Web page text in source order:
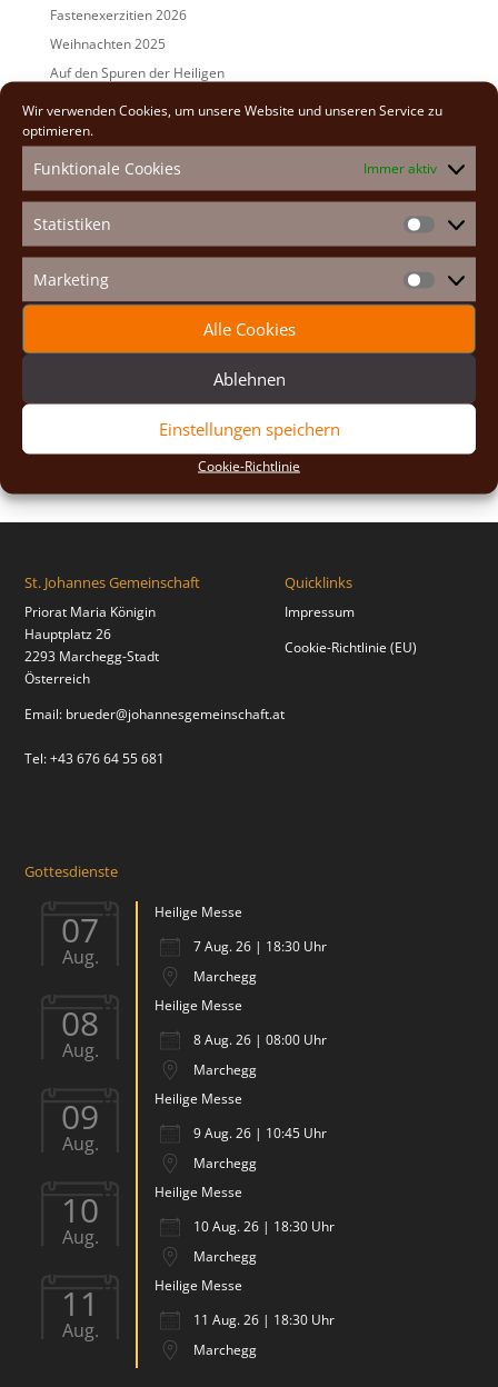
Wir verwenden Cookies, um unsere Website und unseren Service zu
optimieren.
Funktionale Cookies Immer aktiv
Statistiken
Marketing Marketing
Alle Cookies
Ablehnen
Einstellungen speichern
Cookie-Richtlinie
Fastenexerzitien 2026
Weihnachten 2025
Auf den Spuren der Heiligen
Adventexerzitien 2025
2026(2)
2025(7)
2024(5)
2023(13)
2022(9)
2020(2)
St. Johannes Gemeinschaft
Priorat Maria Königin
Hauptplatz 26
2293 Marchegg-Stadt
Österreich
Email: brueder@johannesgemeinschaft.at
Tel: +43 676 64 55 681
Quicklinks
Impressum
Cookie-Richtlinie (EU)
Gottesdienste
07
Aug.
Heilige Messe
7 Aug. 26 | 18:30 Uhr
Marchegg
08
Aug.
Heilige Messe
8 Aug. 26 | 08:00 Uhr
Marchegg
09
Aug.
Heilige Messe
9 Aug. 26 | 10:45 Uhr
Marchegg
10
Aug.
Heilige Messe
10 Aug. 26 | 18:30 Uhr
Marchegg
11
Aug.
Heilige Messe
11 Aug. 26 | 18:30 Uhr
Marchegg